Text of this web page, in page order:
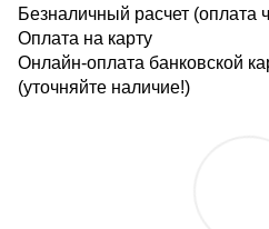
Безналичный расчет (оплата
Оплата на карту
Онлайн-оплата банковской
(уточняйте наличие!)